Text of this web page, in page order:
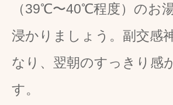
（39℃〜40℃程度）のお
浸かりましょう。副交感
なり、翌朝のすっきり感
す。